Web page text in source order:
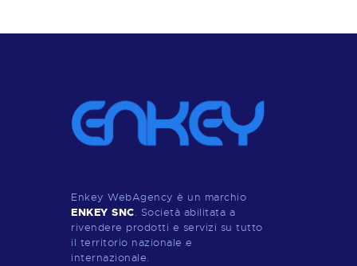
Enkey WebAgency è un marchio
ENKEY SNC. Società abilitata a
rivendere prodotti e servizi su tutto
il territorio nazionale e
internazionale.